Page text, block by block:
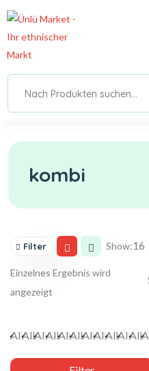
kombi
Filter Show:
Einzelnes Ergebnis wird
angezeigt